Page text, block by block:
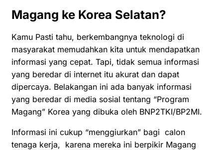
Magang ke Korea Selatan?
Kamu Pasti tahu, berkembangnya teknologi di
masyarakat memudahkan kita untuk mendapatkan
informasi yang cepat. Tapi, tidak semua informasi
yang beredar di internet itu akurat dan dapat
dipercaya. Belakangan ini ada banyak informasi
yang beredar di media sosial tentang “Program
Magang” Korea yang dibuka oleh BNP2TKI/BP2MI.
Informasi ini cukup “menggiurkan” bagi calon
tenaga kerja, karena mereka ini berpikir Magang